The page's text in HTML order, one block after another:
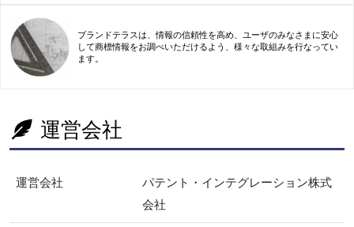
ブランドテラスは、情報の信頼性を高め、ユーザのみなさまに安心
して商標情報をお調べいただけるよう、様々な取組みを行なってい
ます。
運営会社
運営会社
パテント・インテグレーション株式
会社